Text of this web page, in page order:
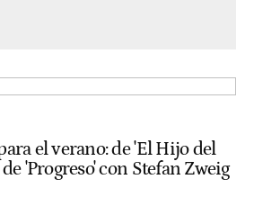
el verano: de 'El Hijo del
'Progreso' con Stefan Zweig